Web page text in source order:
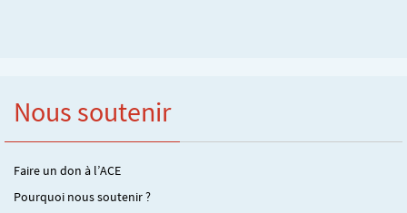
Nous soutenir
Faire un don à l’ACE
Pourquoi nous soutenir ?